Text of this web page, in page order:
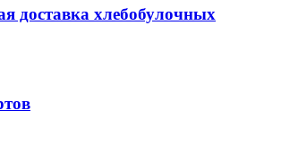
доставка хлебобулочных